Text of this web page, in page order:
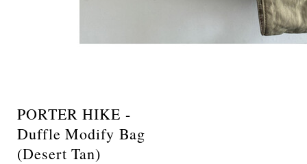
PORTER HIKE -
Duffle Modify Bag
(Desert Tan)